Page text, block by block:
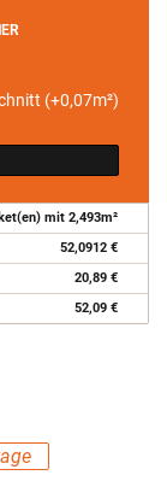
(+0,07m²)
mit 2,493m²
52,0912 €
20,89 €
52,09 €